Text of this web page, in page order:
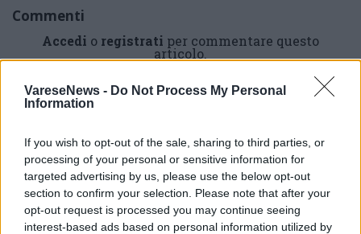
VareseNews - Do Not Process My Personal
Information
If you wish to opt-out of the sale, sharing to third parties, or
processing of your personal or sensitive information for
targeted advertising by us, please use the below opt-out
section to confirm your selection. Please note that after your
opt-out request is processed you may continue seeing
interest-based ads based on personal information utilized by
Commenti
Accedi o registrati per commentare questo
articolo.
L'email è richiesta ma non verrà mostrata ai visitatori. Il contenuto di questo
commento esprime il pensiero dell'autore e non rappresenta la linea editoriale
di VareseNews.it, che rimane autonoma e indipendente. I messaggi inclusi nei
commenti non sono testi giornalistici, ma post inviati dai singoli lettori che
sistema.